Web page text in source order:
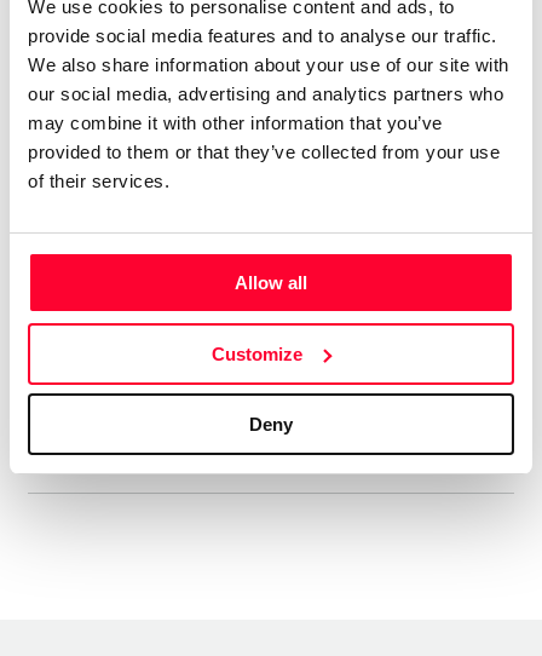
We use cookies to personalise content and ads, to
provide social media features and to analyse our traffic.
We also share information about your use of our site with
our social media, advertising and analytics partners who
may combine it with other information that you’ve
provided to them or that they’ve collected from your use
of their services.
Allow all
Customize
Deny
Tengo 74 álbumes en el mercado
digital, con el alias de aRPA”
Soy licenciado en Historia Antigua. Siempre me ha gustado
la música, y he tocado y compuesto en un grupo de rock
celta allá por los ochenta. En música tengo un año de piano,
soy muy fan del hard rock de los 70, la música clásica,
sobre todo Beethoven, y la Ópera, en la que me declaro fan
de Wagner y los compositores rusos del Grupo de lis Cinco.
Aún cuando estaba en el grupo ya hacía música electrónica,
así que me viene de lejos. En ese estilo admiro sobre todo a
Vangelis y Kitaro.